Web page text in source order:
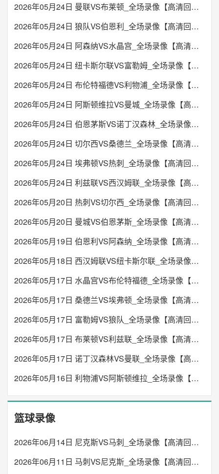
2026年05月24日 曼联VS布莱顿_全场录像【高清回放】
2026年05月24日 狼队VS伯恩利_全场录像【高清回放】
2026年05月24日 阿森纳VS水晶宫_全场录像【高清回放】
2026年05月24日 纽卡斯尔联VS富勒姆_全场录像【高清回放】
2026年05月24日 布伦特福德VS利物浦_全场录像【高清回放】
2026年05月24日 阿斯顿维拉VS曼城_全场录像【高清回放】
2026年05月24日 伯恩茅斯VS诺丁汉森林_全场录像【高清回放】
2026年05月24日 切尔西VS桑德兰_全场录像【高清回放】
2026年05月24日 埃弗顿VS热刺_全场录像【高清回放】
2026年05月24日 利兹联VS西汉姆联_全场录像【高清回放】
2026年05月20日 热刺VS切尔西_全场录像【高清回放】
2026年05月20日 曼城VS伯恩茅斯_全场录像【高清回放】
2026年05月19日 伯恩利VS阿森纳_全场录像【高清回放】
2026年05月18日 西汉姆联VS纽卡斯尔联_全场录像【高清回放】
2026年05月17日 水晶宫VS布伦特福德_全场录像【高清回放】
2026年05月17日 桑德兰VS埃弗顿_全场录像【高清回放】
2026年05月17日 富勒姆VS狼队_全场录像【高清回放】
2026年05月17日 布莱顿VS利兹联_全场录像【高清回放】
2026年05月17日 诺丁汉森林VS曼联_全场录像【高清回放】
2026年05月16日 利物浦VS阿斯顿维拉_全场录像【高清回放】
篮球录像
2026年06月14日 尼克斯VS马刺_全场录像【高清回放】
2026年06月11日 马刺VS尼克斯_全场录像【高清回放】